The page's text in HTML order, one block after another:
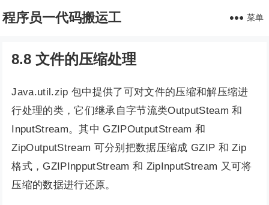
程序员一代码搬运工 菜单
8.8 文件的压缩处理
Java.util.zip 包中提供了可对文件的压缩和解压缩进
行处理的类，它们继承自字节流类OutputSteam 和
InputStream。其中 GZIPOutputStream 和
ZipOutputStream 可分别把数据压缩成 GZIP 和 Zip
格式，GZIPInpputStream 和 ZipInputStream 又可将
压缩的数据进行还原。